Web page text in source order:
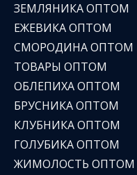
ЗЕМЛЯНИКА ОПТОМ
ЕЖЕВИКА ОПТОМ
СМОРОДИНА ОПТОМ
ТОВАРЫ ОПТОМ
ОБЛЕПИХА ОПТОМ
БРУСНИКА ОПТОМ
КЛУБНИКА ОПТОМ
ГОЛУБИКА ОПТОМ
ЖИМОЛОСТЬ ОПТОМ